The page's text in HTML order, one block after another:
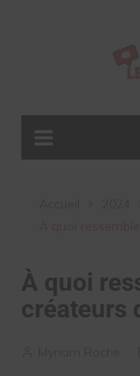
À quoi
créateurs